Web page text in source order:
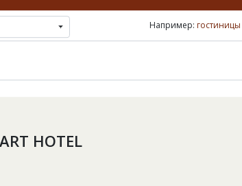
Например: гостиницы
HOTEL